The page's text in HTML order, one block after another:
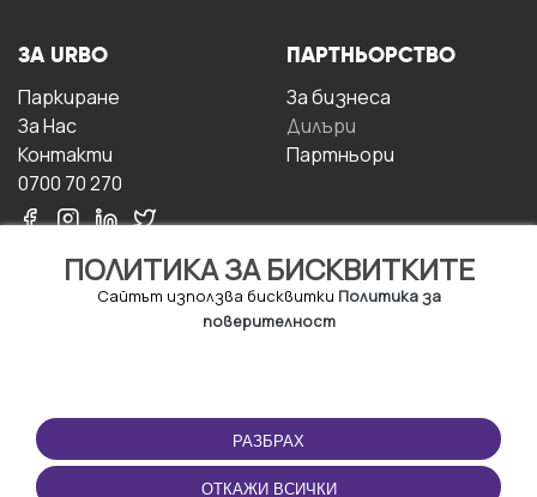
ПОЛИТИКА ЗА БИСКВИТКИТЕ
Сайтът използва бисквитки Политика за
поверителност
РАЗБРАХ
ОТКАЖИ ВСИЧКИ
ЗА URBO
Паркиране
За Hас
Контакти
0700 70 270
ПАРТНЬОРСТВО
За бизнесa
Дилъри
Партньори
ПОЛЗВАНЕ
Правила и условия за
ползване
ПРИЛОЖЕНИЕТО